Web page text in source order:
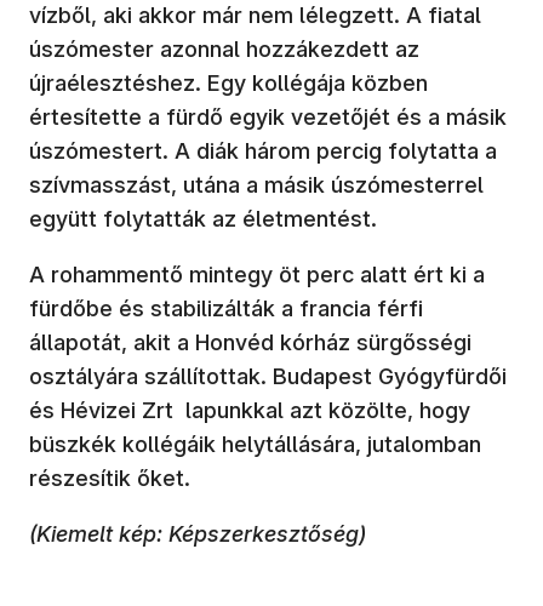
vízből, aki akkor már nem lélegzett. A fiatal
úszómester azonnal hozzákezdett az
újraélesztéshez. Egy kollégája közben
értesítette a fürdő egyik vezetőjét és a másik
úszómestert. A diák három percig folytatta a
szívmasszást, utána a másik úszómesterrel
együtt folytatták az életmentést.
A rohammentő mintegy öt perc alatt ért ki a
fürdőbe és stabilizálták a francia férfi
állapotát, akit a Honvéd kórház sürgősségi
osztályára szállítottak. Budapest Gyógyfürdői
és Hévizei Zrt lapunkkal azt közölte, hogy
büszkék kollégáik helytállására, jutalomban
részesítik őket.
(Kiemelt kép: Képszerkesztőség)